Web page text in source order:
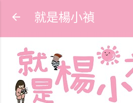
跳到主要內容
就是楊小禎